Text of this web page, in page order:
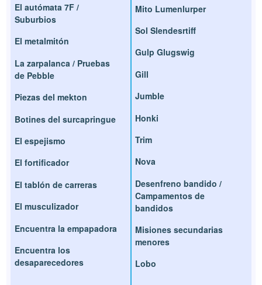
El autómata 7F /
Suburbios
El metalmitón
La zarpalanca / Pruebas
de Pebble
Piezas del mekton
Botines del surcapringue
El espejismo
El fortificador
El tablón de carreras
El musculizador
Encuentra la empapadora
Encuentra los
desaparecedores
Mito Lumenlurper
Sol Slendesrtiff
Gulp Glugswig
Gill
Jumble
Honki
Trim
Nova
Desenfreno bandido /
Campamentos de
bandidos
Misiones secundarias
menores
Lobo